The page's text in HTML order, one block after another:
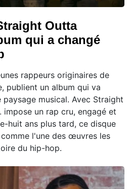
Outta
qui a changé
rappeurs originaires de
publient un album qui va
musical. Avec Straight
impose un rap cru, engagé et
huit ans plus tard, ce disque
l'une des œuvres les
du hip-hop.